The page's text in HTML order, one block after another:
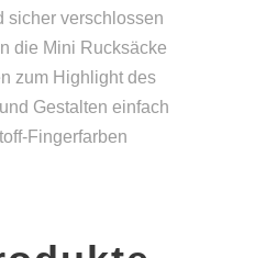
sicher verschlossen
die Mini Rucksäcke
zum Highlight des
Gestalten einfach
Fingerfarben